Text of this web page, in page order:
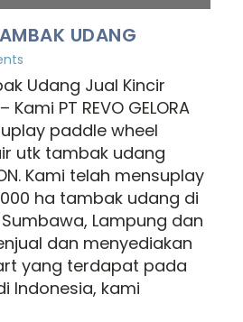
UDANG
Udang Jual Kincir
PT REVO GELORA
paddle wheel
utk tambak udang
Kami telah mensuplay
ha tambak udang di
Lampung dan
dan menyediakan
yang terdapat pada
Indonesia, kami